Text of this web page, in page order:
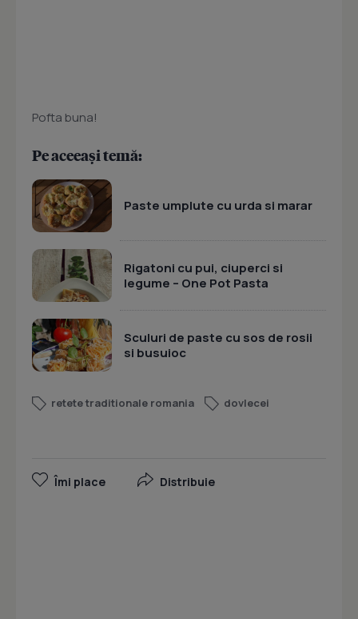
Pofta buna!
Pe aceeași temă:
Paste umplute cu urda si marar
Rigatoni cu pui, ciuperci si
legume – One Pot Pasta
Sculuri de paste cu sos de rosii
si busuioc
retete traditionale romania dovlecei
Îmi place Distribuie